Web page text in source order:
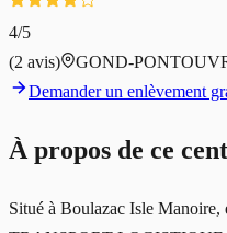
4/5
(2 avis) GOND-
Demander un enlèvement
À propos de ce
Situé à Boulazac Isle